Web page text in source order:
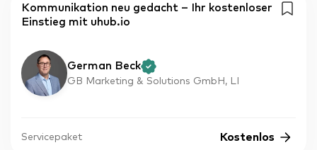
Kommunikation neu gedacht – Ihr kostenloser
Einstieg mit uhub.io
German Beck
GB Marketing & Solutions GmbH, LI
Servicepaket Kostenlos